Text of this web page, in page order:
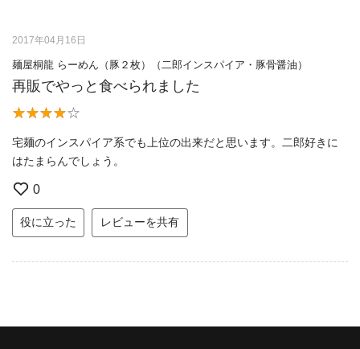
2017年04月16日
麺屋桐龍 らーめん（豚２枚）（二郎インスパイア・豚骨醤油）
再販でやっと食べられました
宅麺のインスパイア系でも上位の出来だと思います。二郎好きに
はたまらんでしょう。
0
役に立った レビューを共有